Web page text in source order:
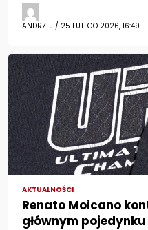
ANDRZEJ / 25 LUTEGO 2026, 16:49
AKTUALNOŚCI
Renato Moicano
głównym